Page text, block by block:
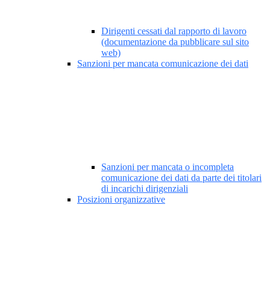
Dirigenti cessati dal rapporto di lavoro
(documentazione da pubblicare sul sito
web)
Sanzioni per mancata comunicazione dei dati
Sanzioni per mancata o incompleta
comunicazione dei dati da parte dei titolari
di incarichi dirigenziali
Posizioni organizzative